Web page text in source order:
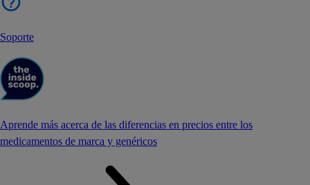
Soporte
Aprende más acerca de las diferencias en precios entre los
medicamentos de marca y genéricos